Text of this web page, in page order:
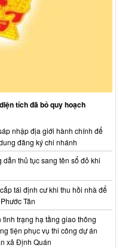
tích đã bỏ quy hoạch
nhập địa giới hành chính để
đăng ký chi nhánh
thủ tục sang tên sổ đỏ khi
tái định cư khi thu hồi nhà để
Tân
trạng hạ tầng giao thông
tiện phục vụ thi công dự án
xã Định Quán